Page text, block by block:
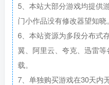
5、本站大部分游戏均提供
门小作品没有修改器望知晓。
6、本站资源为多段分布式
翼、阿里云、夸克、迅雷
载。
7、单独购买游戏在30天内